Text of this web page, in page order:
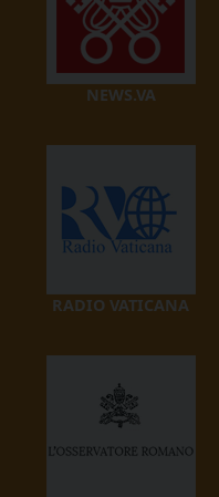
NEWS.VA
RADIO VATICANA